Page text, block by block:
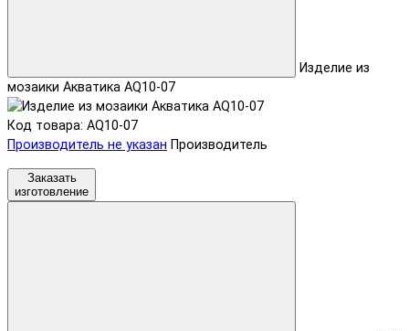
Изделие из
мозаики Акватика AQ10-07
Код товара: AQ10-07
Производитель не указан Производитель
Заказать
изготовление